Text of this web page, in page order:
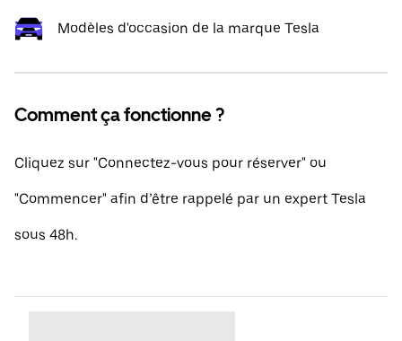
Modèles d'occasion de la marque Tesla
Comment ça fonctionne ?
Cliquez sur "Connectez-vous pour réserver" ou
"Commencer" afin d’être rappelé par un expert Tesla
sous 48h.